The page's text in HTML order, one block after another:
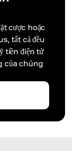
cược hoặc
tất cả đều
tiền điện tử
của chúng